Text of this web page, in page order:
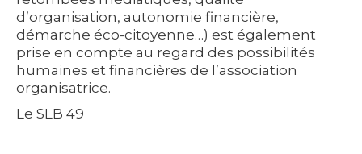
d’organisation, autonomie financière,
démarche éco-citoyenne…) est également
prise en compte au regard des possibilités
humaines et financières de l’association
organisatrice.
Le SLB 49